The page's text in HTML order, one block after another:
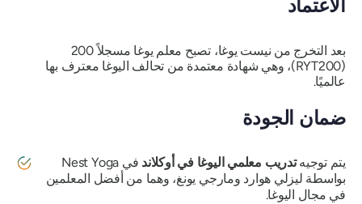
الاعتماد
بعد التخرج من نيست يوغا، تصبح معلم يوغا مسجلاً 200
(RYT200)، وهي شهادة معتمدة من تحالف اليوغا معترف بها
عالميًا.
ضمان الجودة
يتم توجيهتدريب معلمي اليوغا في أوكلاند
في Nest Yoga
بواسطة ليزلي هوارد ومارجي يونغ، وهما من أفضل المعلمين
في مجال اليوغا.